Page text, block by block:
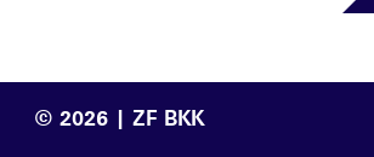
© 2026 | ZF BKK